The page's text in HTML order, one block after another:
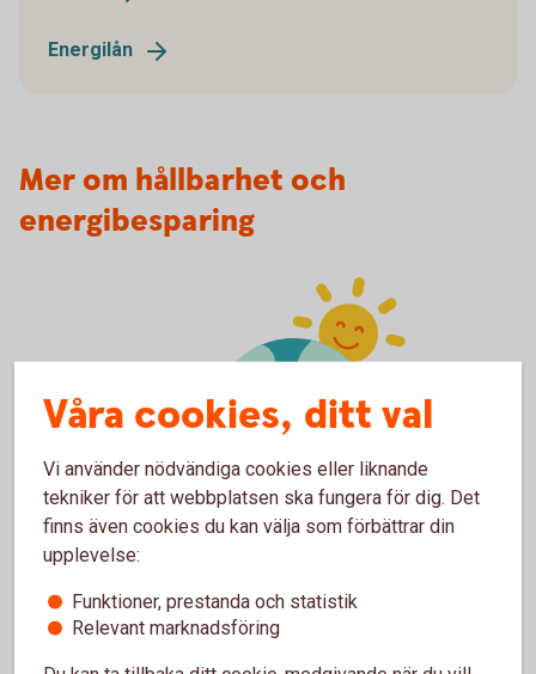
Energilån
Mer om hållbarhet och
energibesparing
Environmental Awarness
Vårt hållbarhetsarbete
Vi jobbar för en hållbar utveckling genom att främja social,
etisk, miljömässig och ekonomisk hållbarhet.
Våra cookies, ditt val
Vi använder nödvändiga cookies eller liknande
tekniker för att webbplatsen ska fungera för dig. Det
finns även cookies du kan välja som förbättrar din
upplevelse:
Funktioner, prestanda och statistik
Relevant marknadsföring